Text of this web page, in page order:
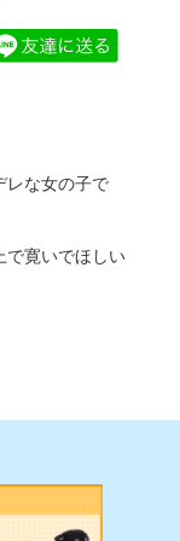
レな女の子で
で寛いでほしい